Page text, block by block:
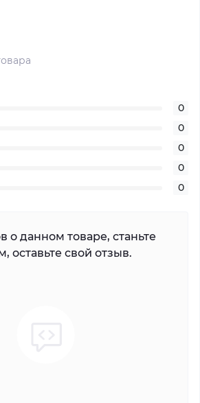
0
0
0
0
0
о данном товаре, станьте
оставьте свой отзыв.